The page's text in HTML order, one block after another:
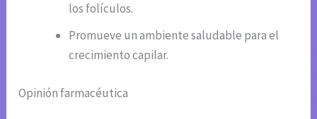
los folículos.
Promueve un ambiente saludable para el
crecimiento capilar.
Opinión farmacéutica